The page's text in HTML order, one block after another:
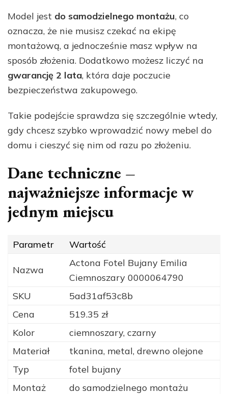
Model jest do samodzielnego montażu, co
oznacza, że nie musisz czekać na ekipę
montażową, a jednocześnie masz wpływ na
sposób złożenia. Dodatkowo możesz liczyć na
gwarancję 2 lata, która daje poczucie
bezpieczeństwa zakupowego.
Takie podejście sprawdza się szczególnie wtedy,
gdy chcesz szybko wprowadzić nowy mebel do
domu i cieszyć się nim od razu po złożeniu.
Dane techniczne –
najważniejsze informacje w
jednym miejscu
Parametr Wartość
Nazwa
Actona Fotel Bujany Emilia
Ciemnoszary 0000064790
SKU
5ad31af53c8b
Cena
519.35 zł
Kolor
ciemnoszary, czarny
Materiał
tkanina, metal, drewno olejone
Typ
fotel bujany
Montaż
do samodzielnego montażu